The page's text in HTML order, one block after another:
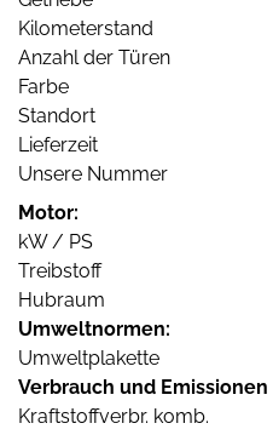
Kilometerstand
Anzahl der Türen
Farbe
Standort
Lieferzeit
Unsere Nummer
Motor:
kW / PS
Treibstoff
Hubraum
Umweltnormen:
Umweltplakette
Verbrauch und Emissionen
Kraftstoffverbr. komb.